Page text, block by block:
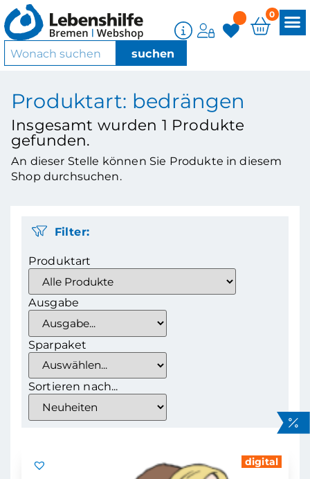
0
Produktart: bedrängen
Insgesamt wurden 1 Produkte
gefunden.
An dieser Stelle können Sie Produkte in diesem
Shop durchsuchen.
Filter:
Produktart
Ausgabe
Sparpaket
Sortieren nach...
digital